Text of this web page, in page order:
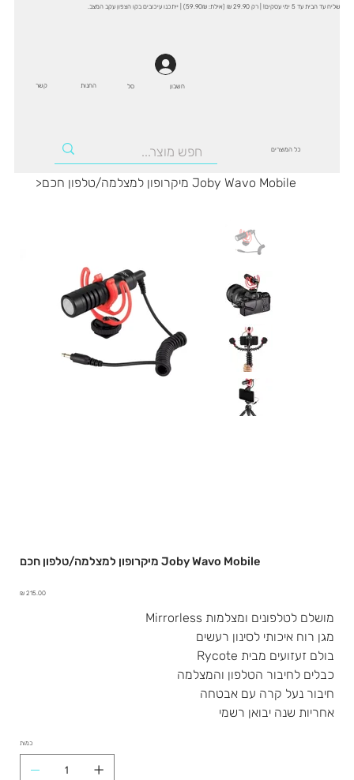
שליח עד הבית עד 5 ימי עסקים! | רק 29.90 ₪ (אילת: 59.90₪) | ייתכנו עיכובים בקו הצפון עקב המצב.
חשבון סל קשר החנות
כל המוצרים
> מיקרופון למצלמה/טלפון חכם Joby Wavo Mobile
מיקרופון למצלמה/טלפון חכם Joby Wavo Mobile
מחיר ‏215.00 ‏₪
מושלם לטלפונים ומצלמות Mirrorless
מגן רוח איכותי לסינון רעשים
בולם זעזועים מבית Rycote
כבלים לחיבור הטלפון והמצלמה
חיבור נעל קרה עם אבטחה
אחריות שנה יבואן רשמי
כמות